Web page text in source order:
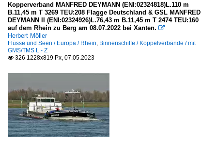
Kopperverband MANFRED DEYMANN (ENI:02324818)L.110 m
B.11,45 m T 3269 TEU:208 Flagge Deutschland & GSL MANFRED
DEYMANN II (ENI:02324926)L.76,43 m B.11,45 m T 2474 TEU:160
auf dem Rhein zu Berg am 08.07.2022 bei Xanten. 
Herbert Möller
Flüsse und Seen / Europa / Rhein Binnenschiffe / Koppelverbände / mit
GMS/TMS L - Z
 326 1228x819 Px, 07.05.2023